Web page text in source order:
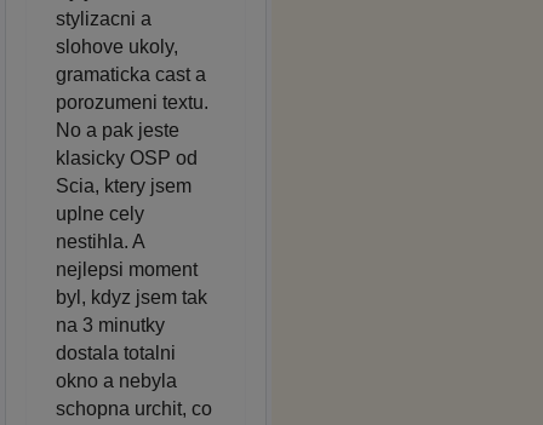
stylizacni a
slohove ukoly,
gramaticka cast a
porozumeni textu.
No a pak jeste
klasicky OSP od
Scia, ktery jsem
uplne cely
nestihla. A
nejlepsi moment
byl, kdyz jsem tak
na 3 minutky
dostala totalni
okno a nebyla
schopna urchit, co